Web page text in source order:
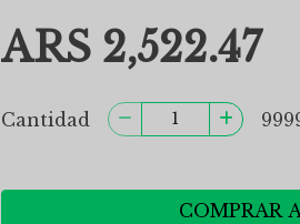
ARS 2,522.47
Cantidad
COMPRAR